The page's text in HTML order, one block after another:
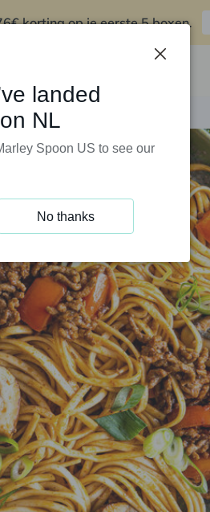
korting op je eerste 5 boxen.
landed
NL
Spoon US to see our
No thanks